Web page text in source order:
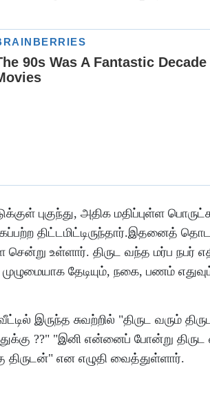
புகுந்து, அதிக மதிப்புள்ள
திட்டமிட்டிருந்தார்.இதனைத்
உள்ளார். திருட வந்த மர்ப நபர்
தேடியும், நகை, பணம்
இருந்த சுவற்றில் "திருட வரும்
??" "இனி என்னைப் போன்று திருட
திருடன்" என எழுதி வைத்துள்ளார்.